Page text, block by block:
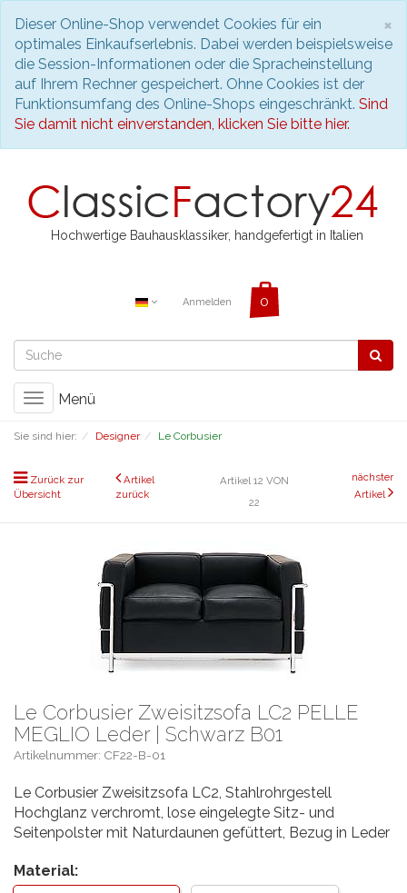
×
Dieser Online-Shop verwendet Cookies für ein
optimales Einkaufserlebnis. Dabei werden beispielsweise
die Session-Informationen oder die Spracheinstellung
auf Ihrem Rechner gespeichert. Ohne Cookies ist der
Funktionsumfang des Online-Shops eingeschränkt. Sind
Sie damit nicht einverstanden, klicken Sie bitte hier.
Hochwertige Bauhausklassiker, handgefertigt in Italien
Anmelden
Toggle
Menü
Sie sind hier: Designer Le Corbusier
Zurück zur
Übersicht
Artikel
zurück
Artikel 12 VON
22
nächster
Artikel
Le Corbusier Zweisitzsofa LC2 PELLE
MEGLIO Leder | Schwarz B01
Artikelnummer: CF22-B-01
Le Corbusier Zweisitzsofa LC2, Stahlrohrgestell
Hochglanz verchromt, lose eingelegte Sitz- und
Seitenpolster mit Naturdaunen gefüttert, Bezug in Leder
Material: